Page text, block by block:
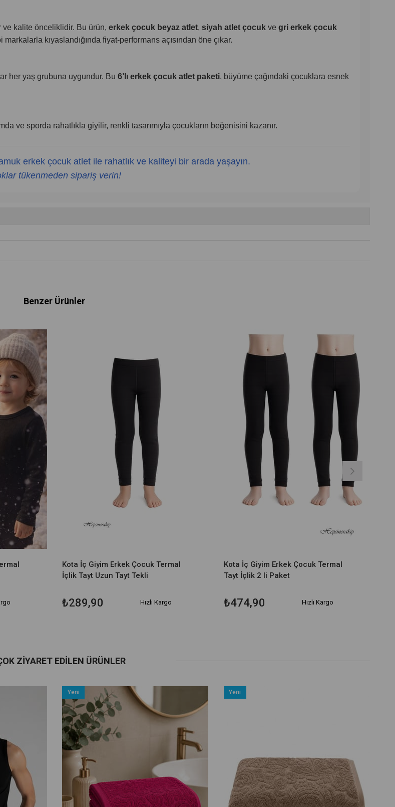
kalite önceliklidir. Bu ürün, erkek çocuk beyaz atlet, siyah atlet çocukve gri erkek çocuk
markalarla kıyaslandığında fiyat-performans açısından öne çıkar.
her yaş grubuna uygundur. Bu 6’lı erkek çocuk atlet paketi, büyüme çağındaki çocuklara esnek
ve sporda rahatlıkla giyilir, renkli tasarımıyla çocukların beğenisini kazanır.
erkek çocuk atlet ile rahatlık ve kaliteyi bir arada yaşayın.
tükenmeden sipariş verin!
Benzer Ürünler
Kota İç Giyim Erkek Çocuk Termal
İçlik Tayt Uzun Tayt Tekli
₺289,90 Hızlı Kargo
Kota İç Giyim Erkek Çocuk Termal
Tayt İçlik 2 li Paket
₺474,90 Hızlı Kargo
ZIYARET EDILEN ÜRÜNLER
Yeni
Ürün
Yeni